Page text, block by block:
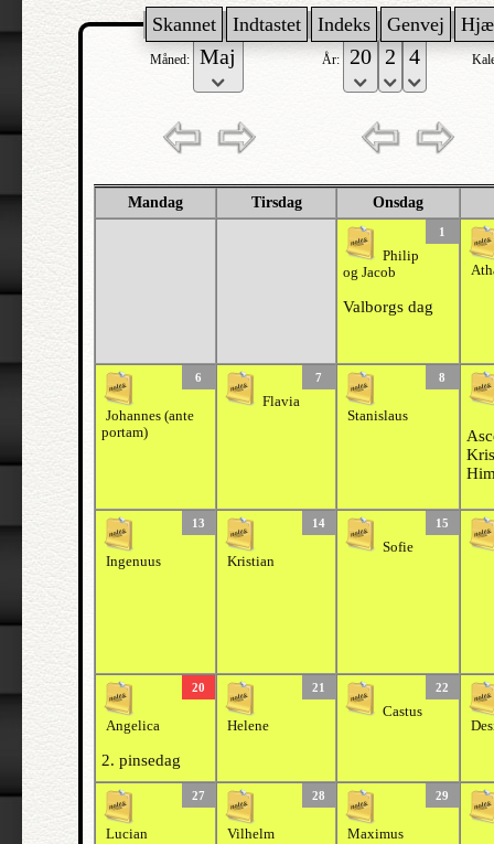
Skannet Indtastet Indeks Genvej
Måned: År:
Mandag Tirsdag Onsdag
1
Philip
og Jacob
Valborgs dag
6
Johannes (ante
portam)
7
Flavia
8
Stanislaus
13
Ingenuus
14
Kristian
15
Sofie
20
Angelica
2. pinsedag
21
Helene
22
Castus
27
Lucian
28
Vilhelm
29
Maximus